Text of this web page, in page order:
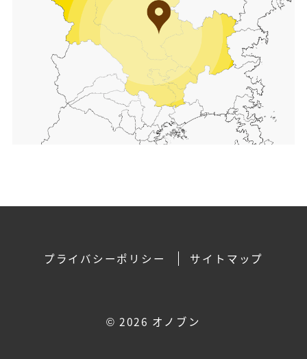
プライバシーポリシー サイトマップ
© 2026 オノブン